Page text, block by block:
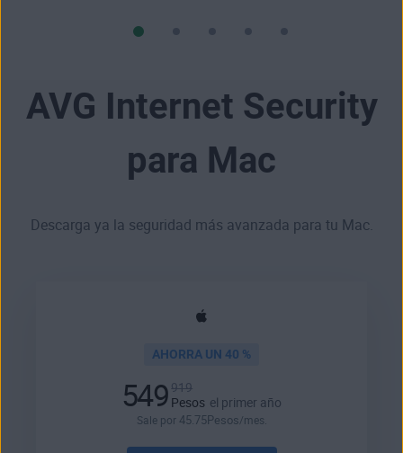
AVG Internet Security
para Mac
Descarga ya la seguridad más avanzada para tu Mac.
AHORRA UN 40 %
549 919
Pesos el primer año
Sale por 45 .75 Pesos/mes.